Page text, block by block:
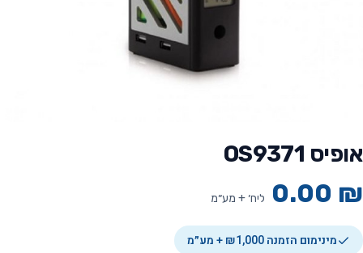
אופיס OS9371
0.00 ₪ ליח׳ + מע״מ
מינימום הזמנה ₪1,000 + מע״מ